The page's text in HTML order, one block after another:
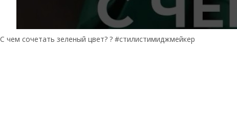
С чем сочетать зеленый цвет? ? #стилистимиджмейкер